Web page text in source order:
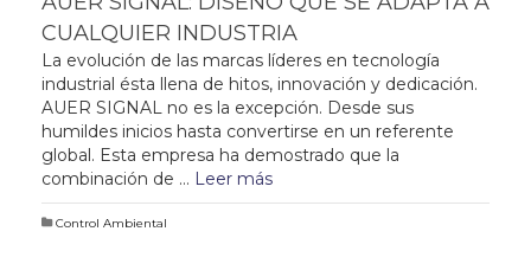
CUALQUIER INDUSTRIA
La evolución de las marcas líderes en tecnología
industrial ésta llena de hitos, innovación y dedicación.
AUER SIGNAL no es la excepción. Desde sus
humildes inicios hasta convertirse en un referente
global. Esta empresa ha demostrado que la
combinación de … Leer más
Control Ambiental